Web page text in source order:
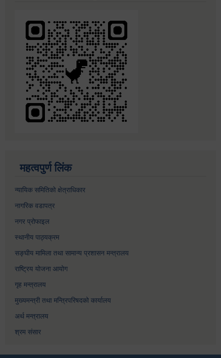
महत्वपुर्ण लिंक
न्यायिक समितिको क्षेत्राधिकार
नागरिक वडापत्र
नगर प्रोफाइल
स्थानीय पाठ्यक्रम
सङ्घीय मामिला तथा सामान्य प्रशासन मन्त्रालय
राष्ट्रिय योजना आयोग
गृह मन्त्रालय
मुख्यमन्त्री तथा मन्त्रिपरिषदको कार्यालय
अर्थ मन्त्रालय
श्रम संसार